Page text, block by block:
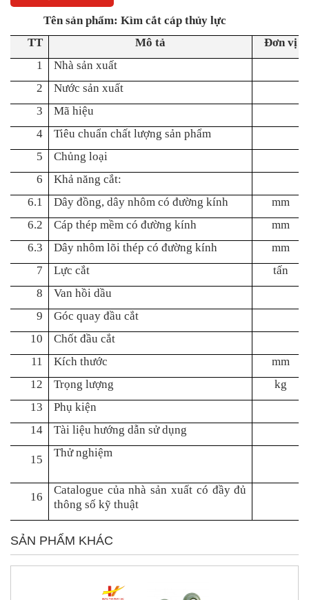
Tên sản phẩm: Kìm cắt cáp thủy lực
TT
Mô tả
Đơn vị
1
Nhà sản xuất
2
Nước sản xuất
3
Mã hiệu
4
Tiêu chuẩn chất lượng sản phẩm
5
Chủng loại
6
Khả năng cắt:
6.1
Dây đồng, dây nhôm có đường kính
mm
6.2
Cáp thép mềm có đường kính
mm
6.3
Dây nhôm lõi thép có đường kính
mm
7
Lực cắt
tấn
8
Van hồi dầu
9
Góc quay đầu cắt
10
Chốt đầu cắt
11
Kích thước
mm
12
Trọng lượng
kg
13
Phụ kiện
14
Tài liệu hướng dẫn sử dụng
15
Thử nghiệm
16
Catalogue của nhà sản xuất có đầy đủ
thông số kỹ thuật
SẢN PHẨM KHÁC